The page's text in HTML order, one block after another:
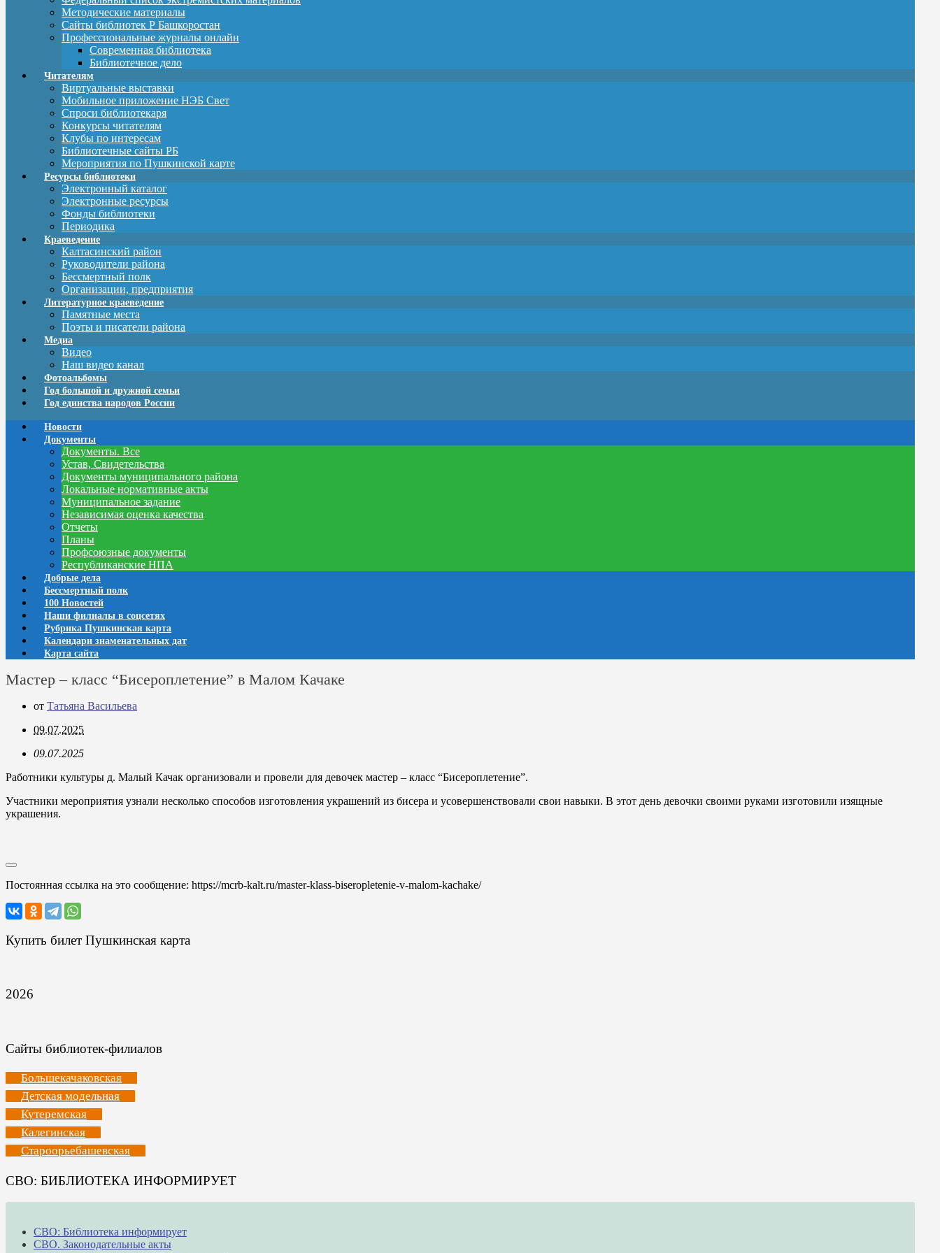
Методические материалы
Сайты библиотек Р Башкоростан
Профессиональные журналы онлайн
Современная библиотека
Библиотечное дело
Читателям
Виртуальные выставки
Мобильное приложение НЭБ Свет
Спроси библиотекаря
Конкурсы читателям
Клубы по интересам
Библиотечные сайты РБ
Мероприятия по Пушкинской карте
Ресурсы библиотеки
Электронный каталог
Электронные ресурсы
Фонды библиотеки
Периодика
Краеведение
Калтасинский район
Руководители района
Бессмертный полк
Организации, предприятия
Литературное краеведение
Памятные места
Поэты и писатели района
Медиа
Видео
Наш видео канал
Фотоальбомы
Год большой и дружной семьи
Год единства народов России
Новости
Документы
Документы. Все
Устав, Свидетельства
Документы муниципального района
Локальные нормативные акты
Муниципальное задание
Независимая оценка качества
Отчеты
Планы
Профсоюзные документы
Республиканские НПА
Добрые дела
Бессмертный полк
100 Новостей
Наши филиалы в соцсетях
Рубрика Пушкинская карта
Календари знаменательных дат
Карта сайта
Мастер – класс “Бисероплетение” в Малом Качаке
от Татьяна Васильева
09.07.2025
09.07.2025
Работники культуры д. Малый Качак организовали и провели для девочек мастер – класс “Бисероплетение”.
Участники мероприятия узнали несколько способов изготовления украшений из бисера и усовершенствовали свои навыки. В этот день девочки своими руками изготовили изящные
украшения.
Постоянная ссылка на это сообщение: https://mcrb-kalt.ru/master-klass-biseropletenie-v-malom-kachake/
Купить билет Пушкинская карта
2026
Сайты библиотек-филиалов
Большекачаковская
Детская модельная
Кутеремская
Калегинская
Староорьебашевская
СВО: БИБЛИОТЕКА ИНФОРМИРУЕТ
СВО: Библиотека информирует
СВО. Законодательные акты